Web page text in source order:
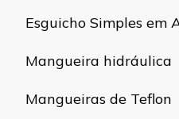
Esguicho Simples em
Mangueira hidráulica
Mangueiras de Teflon